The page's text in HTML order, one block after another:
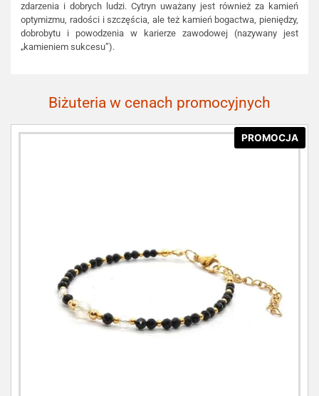
zdarzenia i dobrych ludzi. Cytryn uważany jest również za kamień
optymizmu, radości i szczęścia, ale też kamień bogactwa, pieniędzy,
dobrobytu i powodzenia w karierze zawodowej (nazywany jest
„kamieniem sukcesu”).
Biżuteria w cenach promocyjnych
PROMOCJA